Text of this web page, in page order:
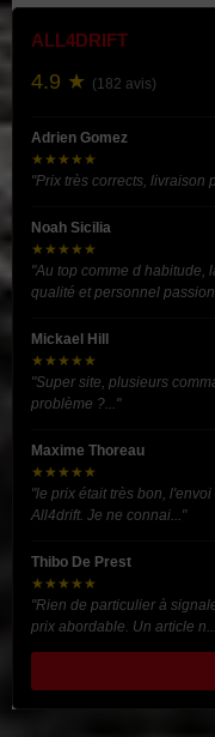
ALL4DRIFT
4.9 ★ (182 avis)
Adrien Gomez
★★★★★
"Prix très corrects, livraison
Noah Sicilia
★★★★★
"Au top comme d habitude,
qualité et personnel
Mickael Hill
★★★★★
"Super site, plusieurs
problème ?..."
Maxime Thoreau
★★★★★
"le prix était très bon,
All4drift. Je ne connai..."
Thibo De Prest
★★★★★
"Rien de particulier à
prix abordable. Un article